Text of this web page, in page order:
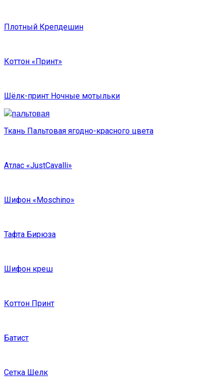
Плотный Крепдешин
Коттон «Принт»
Шёлк-принт Ночные мотыльки
Ткань Пальтовая ягодно-красного цвета
Атлас «JustCavalli»
Шифон «Moschino»
Тафта Бирюза
Шифон креш
Коттон Принт
Батист
Сетка Шелк